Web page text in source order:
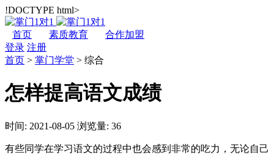
!DOCTYPE html>
首页 素质教育
合作加盟
登录 注册
首页 > 掌门学堂 > 综合
怎样提高语文成绩
时间: 2021-08-05 浏览量: 36
有些同学在学习语文的过程中也会感到非常的吃力，无论自己